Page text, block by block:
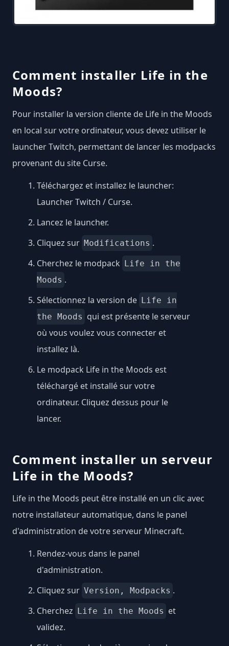
Comment installer Life in the
Moods?
Pour installer la version cliente de Life in the Moods
en local sur votre ordinateur, vous devez utiliser le
launcher Twitch, permettant de lancer les modpacks
provenant du site Curse.
Téléchargez et installez le launcher:
Launcher Twitch / Curse.
Lancez le launcher.
Cliquez sur Modifications .
Cherchez le modpack
Life in the
Moods .
Sélectionnez la version de Life in
the Moods qui est présente le serveur
où vous voulez vous connecter et
installez là.
Le modpack Life in the Moods est
téléchargé et installé sur votre
ordinateur. Cliquez dessus pour le
lancer.
Comment installer un serveur
Life in the Moods?
Life in the Moods peut être installé en un clic avec
notre installateur automatique, dans le panel
d'administration de votre serveur Minecraft.
Rendez-vous dans le panel
d'administration.
Cliquez sur Version, Modpacks .
Cherchez
Life in the Moods et
validez.